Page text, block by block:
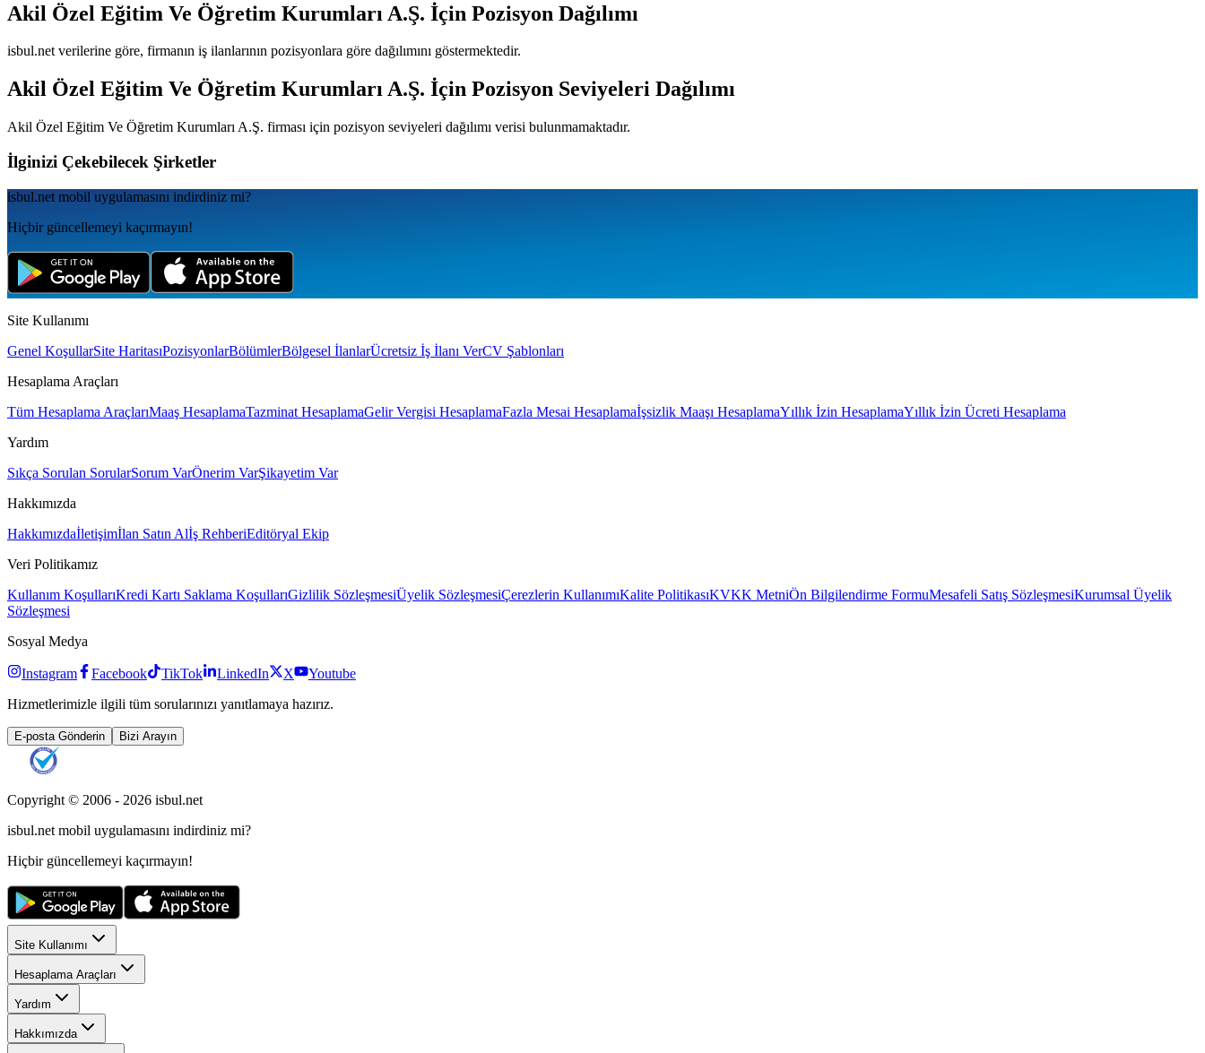
Akil Özel Eğitim Ve Öğretim Kurumları A.Ş. İçin Pozisyon Dağılımı
isbul.net verilerine göre, firmanın iş ilanlarının pozisyonlara göre dağılımını göstermektedir.
Akil Özel Eğitim Ve Öğretim Kurumları A.Ş. İçin Pozisyon Seviyeleri Dağılımı
Akil Özel Eğitim Ve Öğretim Kurumları A.Ş. firması için pozisyon seviyeleri dağılımı verisi bulunmamaktadır.
İlginizi Çekebilecek Şirketler
isbul.net mobil uygulamаsını indirdiniz mi?
Hiçbir güncellemeyi kaçırmayın!
Site Kullanımı
Genel KoşullarSite HaritasıPozisyonlarBölümlerBölgesel İlanlarÜcretsiz İş İlanı VerCV Şablonları
Hesaplama Araçları
Tüm Hesaplama AraçlarıMaaş HesaplamaTazminat HesaplamaGelir Vergisi HesaplamaFazla Mesai Hesaplamaİşsizlik Maaşı HesaplamaYıllık İzin HesaplamaYıllık İzin Ücreti Hesaplama
Yardım
Sıkça Sorulan SorularSorum VarÖnerim VarŞikayetim Var
Hakkımızda
Hakkımızdaİletişimİlan Satın Alİş RehberiEditöryal Ekip
Veri Politikamız
Kullanım KoşullarıKredi Kartı Saklama KoşullarıGizlilik SözleşmesiÜyelik SözleşmesiÇerezlerin KullanımıKalite PolitikasıKVKK MetniÖn Bilgilendirme FormuMesafeli Satış SözleşmesiKurumsal Üyelik
Sözleşmesi
Sosyal Medya
Instagram Facebook TikTok LinkedIn X
Youtube
Hizmetlerimizle ilgili tüm sorularınızı yanıtlamaya hazırız.
E-posta Gönderin Bizi Arayın
Copyright © 2006 - 2026 isbul.net
isbul.net mobil uygulamasını indirdiniz mi?
Hiçbir güncellemeyi kaçırmayın!
Site Kullanımı
Hesaplama Araçları
Yardım
Hakkımızda